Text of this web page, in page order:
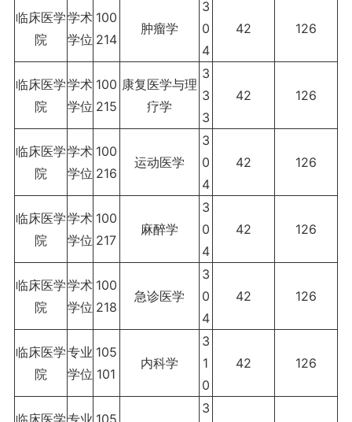
临床医学
院
学术
学位
100
214
肿瘤学
3
0
4
42 126
临床医学
院
学术
学位
100
215
康复医学与理
疗学
3
3
3
42 126
临床医学
院
学术
学位
100
216
运动医学
3
0
4
42 126
临床医学
院
学术
学位
100
217
麻醉学
3
0
4
42 126
临床医学
院
学术
学位
100
218
急诊医学
3
0
4
42 126
临床医学
院
专业
学位
105
101
内科学
3
1
0
42 126
3